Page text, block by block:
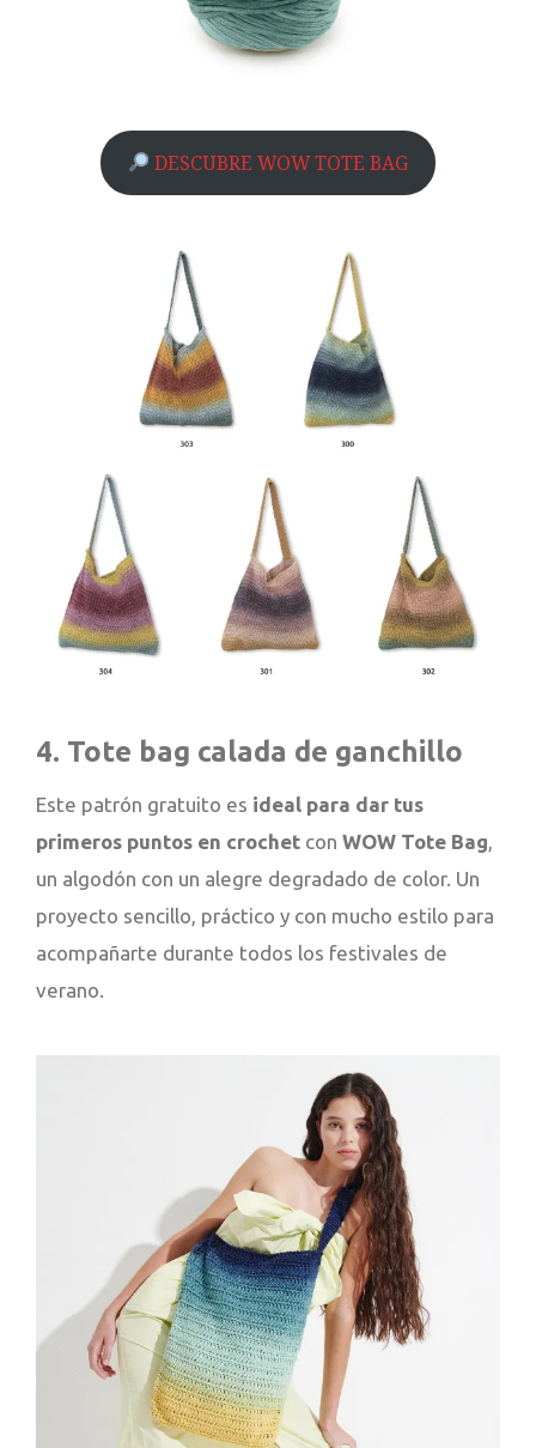
DESCUBRE WOW TOTE BAG
4. Tote bag calada de ganchillo
Este patrón gratuito es ideal para dar tus
primeros puntos en crochet con WOW Tote Bag,
un algodón con un alegre degradado de color. Un
proyecto sencillo, práctico y con mucho estilo para
acompañarte durante todos los festivales de
verano.